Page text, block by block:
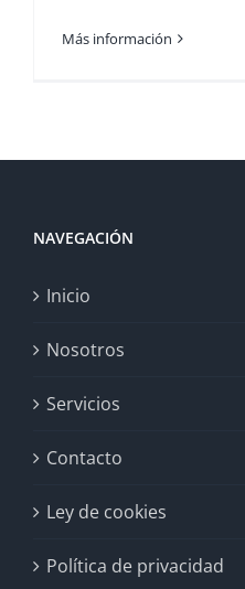
Más información
NAVEGACIÓN
Inicio
Nosotros
Servicios
Contacto
Ley de cookies
Política de privacidad